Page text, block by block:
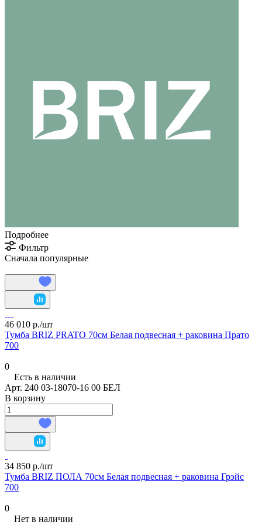
Подробнее
Фильтр
Сначала популярные
46 010 р./шт
Тумба BRIZ PRATO 70см Белая подвесная + раковина Прато
700
0
Есть в наличии
Арт. 240 03-18070-16 00 БЕЛ
В корзину
34 850 р./шт
Тумба BRIZ ПОЛА 70см Белая подвесная + раковина Грэйс
700
0
Нет в наличии